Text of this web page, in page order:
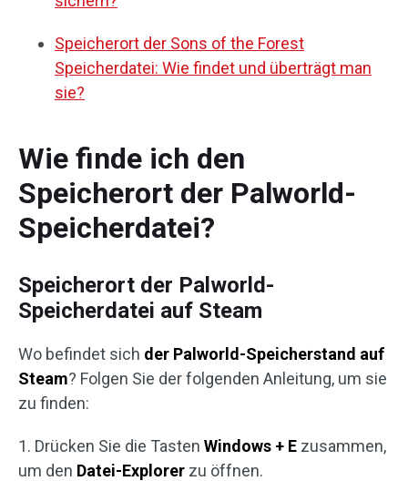
Speicherort der Sons of the Forest
Speicherdatei: Wie findet und überträgt man
sie?
Wie finde ich den
Speicherort der Palworld-
Speicherdatei?
Speicherort der Palworld-
Speicherdatei auf Steam
Wo befindet sich der Palworld-Speicherstand auf
Steam? Folgen Sie der folgenden Anleitung, um sie
zu finden:
1. Drücken Sie die Tasten Windows + E zusammen,
um den Datei-Explorer zu öffnen.